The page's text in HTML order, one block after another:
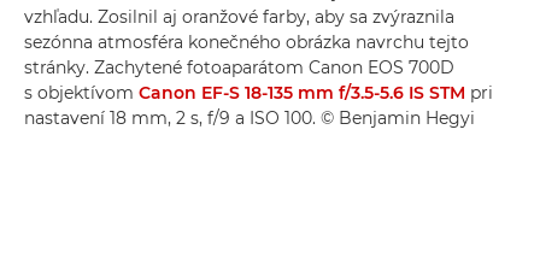
vzhľadu. Zosilnil aj oranžové farby, aby sa zvýraznila
sezónna atmosféra konečného obrázka navrchu tejto
stránky. Zachytené fotoaparátom Canon EOS 700D
s objektívom Canon EF-S 18-135 mm f/3.5-5.6 IS STM pri
nastavení 18 mm, 2 s, f/9 a ISO 100. © Benjamin Hegyi